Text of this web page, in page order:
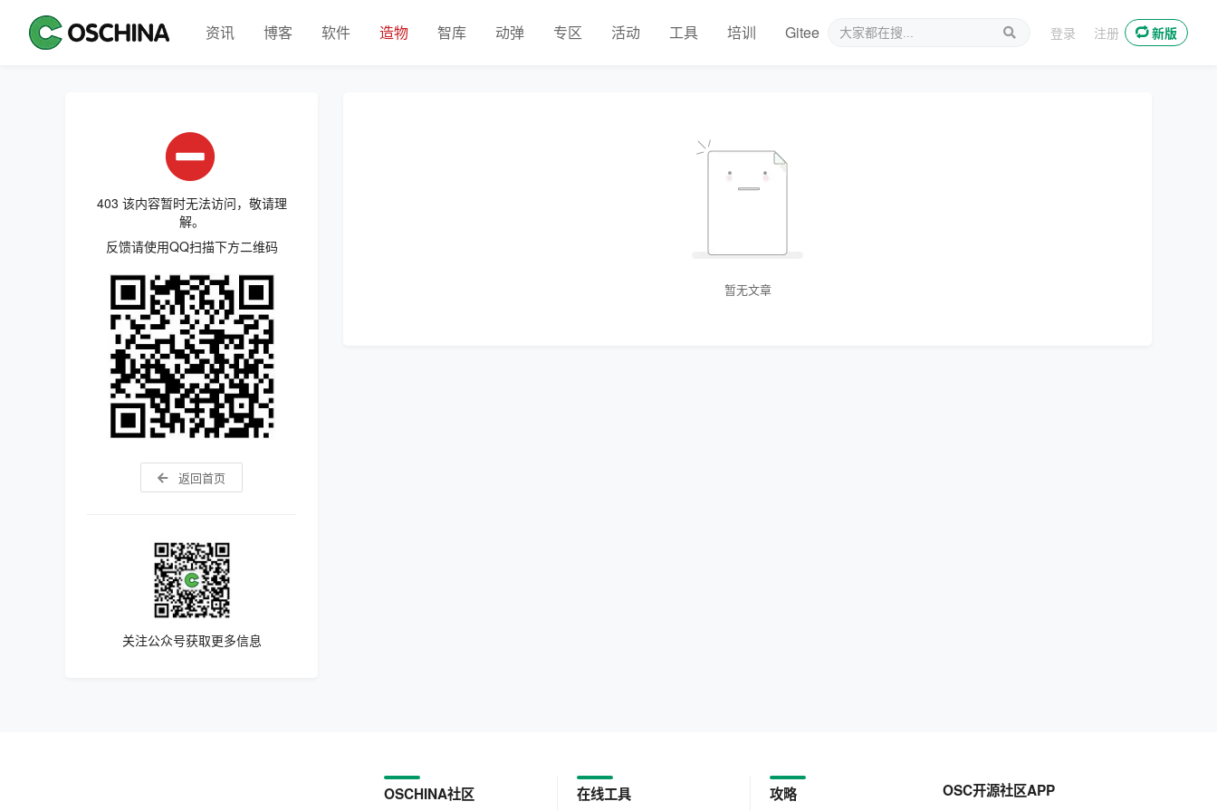
资讯 博客 软件 造物 智库 动弹 专区 活动 工具 培训 Gitee 新媒体 登录 注册 新版
403 该内容暂时无法访问，敬请理
解。
反馈请使用QQ扫描下方二维码
返回首页
关注公众号获取更多信息
暂无文章
OSCHINA社区 在线工具 攻略 OSC开源社区APP